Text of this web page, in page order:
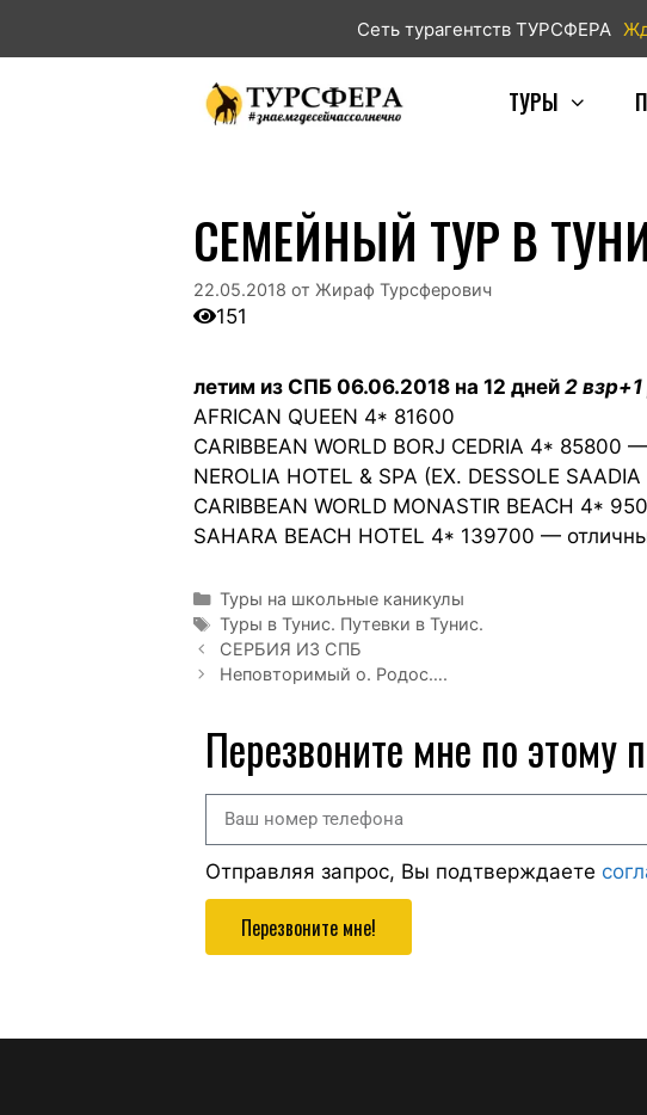
Сеть турагентств ТУРСФЕРА
ТУРЫ
СЕМЕЙНЫЙ ТУР В
22.05.2018 от Жираф Турсферович
151
летим из СПБ 06.06.2018 на 12 дней 2
AFRICAN QUEEN 4* 81600
CARIBBEAN WORLD BORJ CEDRIA 4* 85800
NEROLIA HOTEL & SPA (EX. DESSOLE
CARIBBEAN WORLD MONASTIR BEACH 4*
SAHARA BEACH HOTEL 4* 139700 —
Туры на школьные каникулы
Туры в Тунис. Путевки в Тунис.
СЕРБИЯ ИЗ СПБ
Неповторимый о. Родос….
Перезвоните мне по этому
Отправляя запрос, Вы подтверждаете
Перезвоните мне!